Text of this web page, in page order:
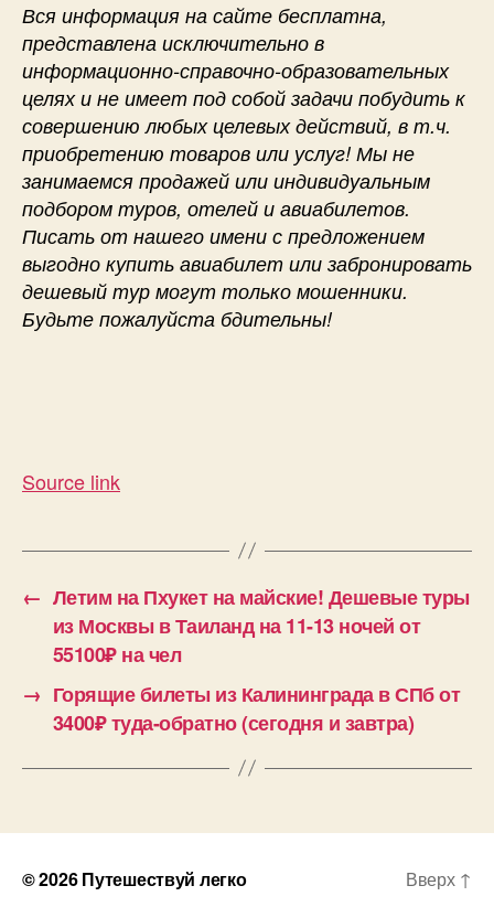
Вся информация на сайте бесплатна,
представлена исключительно в
информационно-справочно-образовательных
целях и не имеет под собой задачи побудить к
совершению любых целевых действий, в т.ч.
приобретению товаров или услуг! Мы не
занимаемся продажей или индивидуальным
подбором туров, отелей и авиабилетов.
Писать от нашего имени с предложением
выгодно купить авиабилет или забронировать
дешевый тур могут только мошенники.
Будьте пожалуйста бдительны!
Source link
← Летим на Пхукет на майские! Дешевые туры
из Москвы в Таиланд на 11-13 ночей от
55100₽ на чел
→ Горящие билеты из Калининграда в СПб от
3400₽ туда-обратно (сегодня и завтра)
© 2026Путешествуй легко Вверх ↑